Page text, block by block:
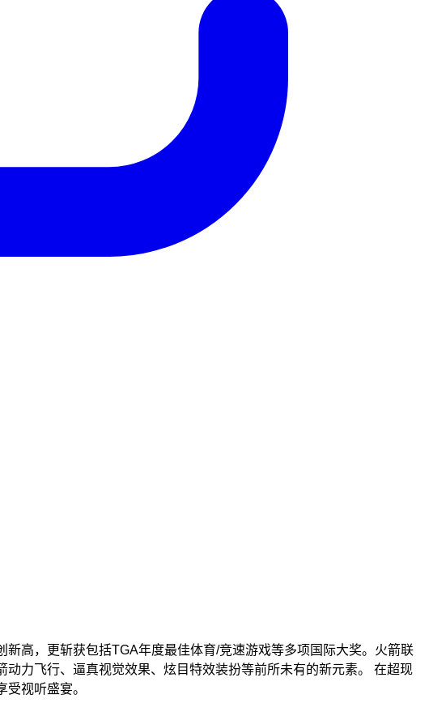
高，更斩获包括TGA年度最佳体育/竞速游戏等多项国际大奖。火箭联
力飞行、逼真视觉效果、炫目特效装扮等前所未有的新元素。 在超现
视听盛宴。